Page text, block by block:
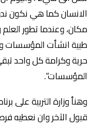
الانسان كما هي نكون
مكان، وعندما تطور العلم
طبية انشأت المؤسسات
حرية وكرامة كل واحد
المؤسسات”.
وهنأ وزارة التربية على
قبول الآخر وان نعطيه